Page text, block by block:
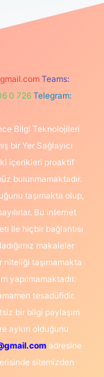
Teams:
0 726 Telegram:
Bilgi Teknolojileri
bir Yer Sağlayıcı
içerikleri proaktif
bulunmamaktadır.
taşımakta olup,
Bu internet
ile hiçbir bağlantısı
makaleler
niteliği taşımamakta
yapılmamaktadır.
tesadüfidir.
bir bilgi paylaşım
aykırı olduğunu
adresine
sitemizden